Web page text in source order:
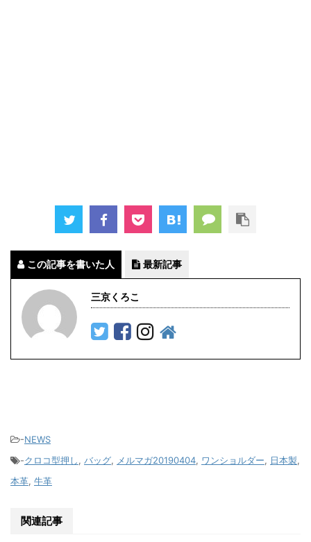
この記事を書いた人 最新記事
三京くろこ
-NEWS
-クロコ型押し, バッグ, メルマガ20190404, ワンショルダー, 日本製,
本革, 牛革
関連記事